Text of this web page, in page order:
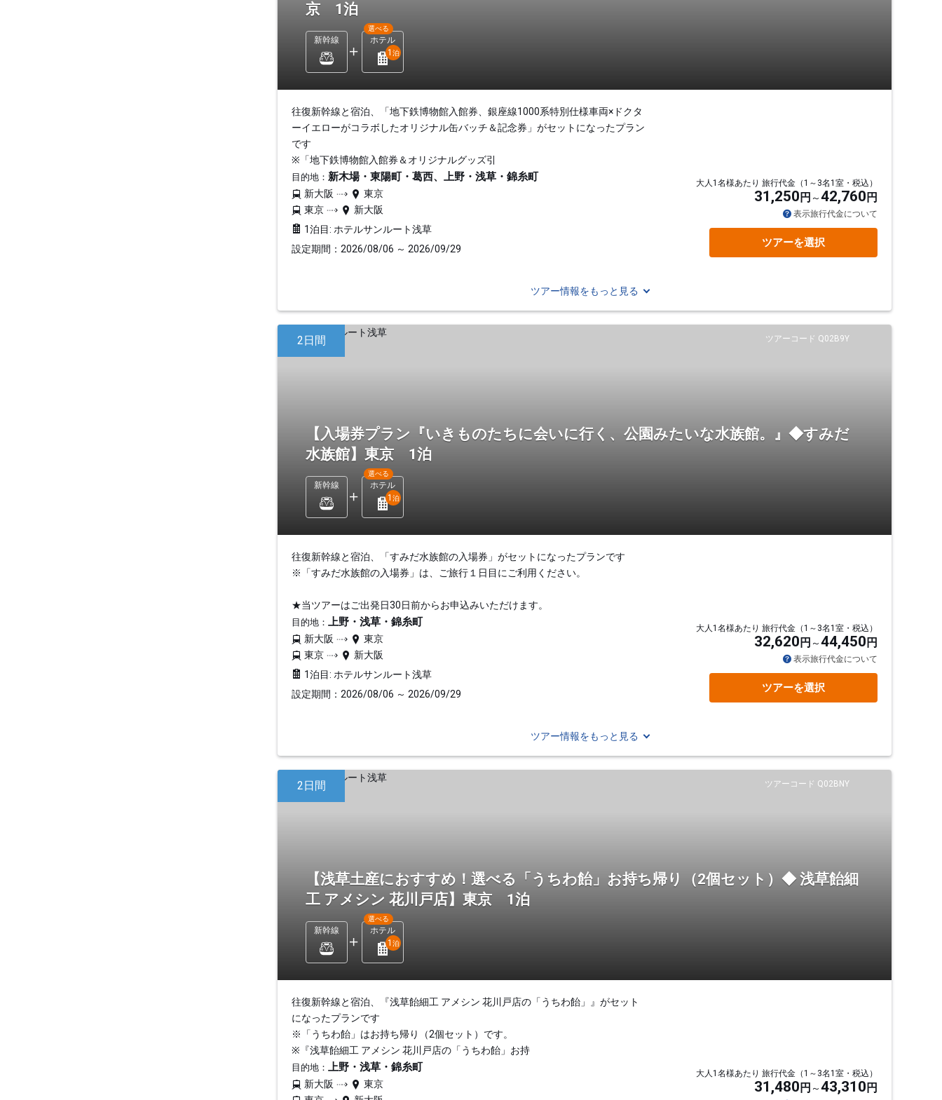
京 1泊
新幹線 ホテル
選べる
1 泊
往復新幹線と宿泊、「地下鉄博物館入館券、銀座線1000系特別仕様車両×ドクタ
ーイエローがコラボしたオリジナル缶バッチ＆記念券」がセットになったプラン
です
※「地下鉄博物館入館券＆オリジナルグッズ引
目的地： 新木場・東陽町・葛西、上野・浅草・錦糸町
新大阪
東京
東京
新大阪
1泊目: ホテルサンルート浅草
設定期間：2026/08/06 ～ 2026/09/29
大人1名様あたり 旅行代金（1～3名1室・税込）
31,250 円 42,760 円
表示旅行代金について
ツアーを選択
ツアー情報をもっと見る
ツアーコード Q02B9Y
2日間
【入場券プラン『いきものたちに会いに行く、公園みたいな水族館。』◆すみだ
水族館】東京 1泊
新幹線 ホテル
選べる
1 泊
往復新幹線と宿泊、「すみだ水族館の入場券」がセットになったプランです
※「すみだ水族館の入場券」は、ご旅行１日目にご利用ください。
★当ツアーはご出発日30日前からお申込みいただけます。
目的地： 上野・浅草・錦糸町
新大阪
東京
東京
新大阪
1泊目: ホテルサンルート浅草
設定期間：2026/08/06 ～ 2026/09/29
大人1名様あたり 旅行代金（1～3名1室・税込）
32,620 円 44,450 円
表示旅行代金について
ツアーを選択
ツアー情報をもっと見る
ツアーコード Q02BNY
2日間
【浅草土産におすすめ！選べる「うちわ飴」お持ち帰り（2個セット）◆ 浅草飴細
工 アメシン 花川戸店】東京 1泊
新幹線 ホテル
選べる
1 泊
往復新幹線と宿泊、『浅草飴細工 アメシン 花川戸店の「うちわ飴」』がセット
になったプランです
※「うちわ飴」はお持ち帰り（2個セット）です。
※『浅草飴細工 アメシン 花川戸店の「うちわ飴」お持
目的地： 上野・浅草・錦糸町
新大阪
東京
大人1名様あたり 旅行代金（1～3名1室・税込）
31,480 円 43,310 円